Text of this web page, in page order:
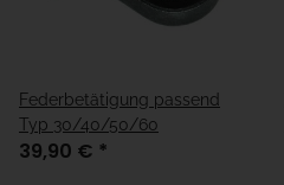
Federbetätigung passend
Typ 30/40/50/60
39,90 € *